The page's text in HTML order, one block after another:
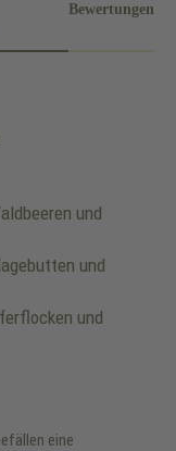
Bewertungen
und
und
und
eine